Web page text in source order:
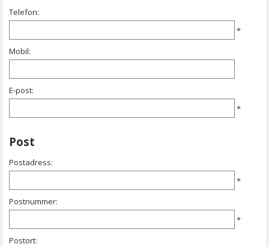
Telefon:
*
Mobil:
E-post:
*
Post
Postadress:
*
Postnummer:
*
Postort: